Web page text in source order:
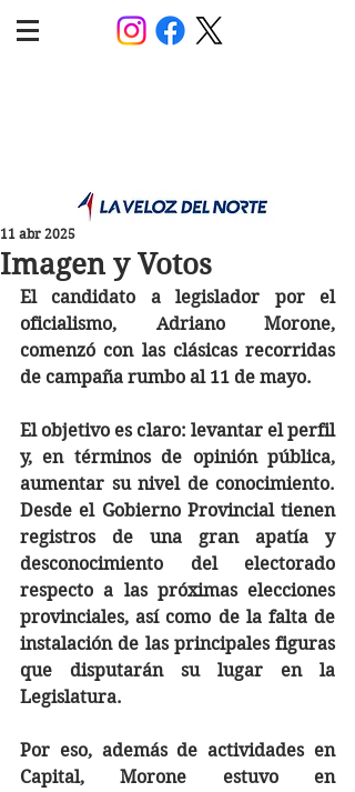
Imagen y Votos
11 abr 2025
El candidato a legislador por el
oficialismo, Adriano Morone,
comenzó con las clásicas recorridas
de campaña rumbo al 11 de mayo.
El objetivo es claro: levantar el perfil
y, en términos de opinión pública,
aumentar su nivel de conocimiento.
Desde el Gobierno Provincial tienen
registros de una gran apatía y
desconocimiento del electorado
respecto a las próximas elecciones
provinciales, así como de la falta de
instalación de las principales figuras
que disputarán su lugar en la
Legislatura.
Por eso, además de actividades en
Capital, Morone estuvo en